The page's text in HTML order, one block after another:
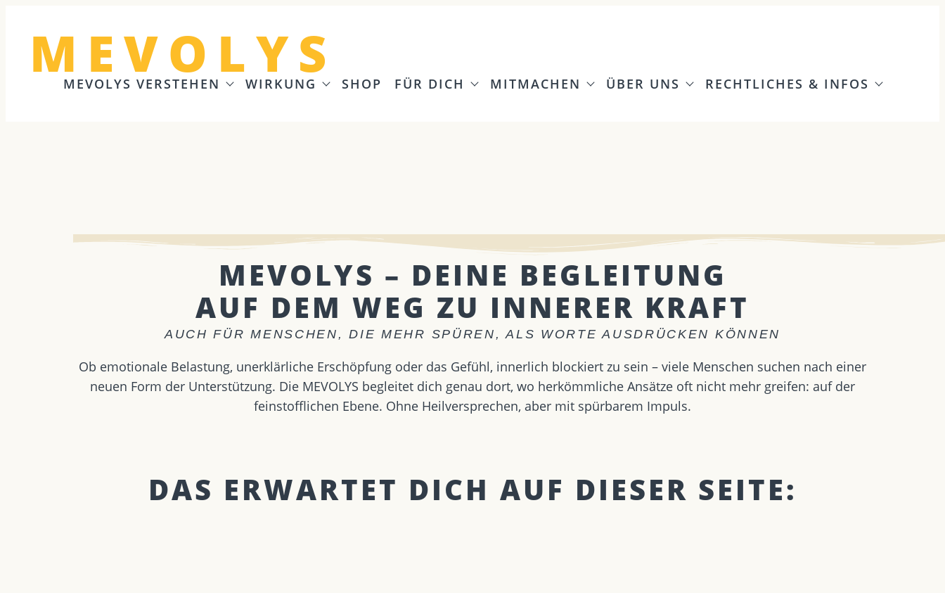
MEVOLYS
MEVOLYS VERSTEHEN WIRKUNG SHOP FÜR DICH MITMACHEN ÜBER UNS RECHTLICHES & INFOS
MEVOLYS – DEINE BEGLEITUNG
AUF DEM WEG ZU INNERER KRAFT
AUCH FÜR MENSCHEN, DIE MEHR SPÜREN, ALS WORTE AUSDRÜCKEN KÖNNEN
Ob emotionale Belastung, unerklärliche Erschöpfung oder das Gefühl, innerlich blockiert zu sein – viele Menschen suchen nach einer
neuen Form der Unterstützung. Die MEVOLYS begleitet dich genau dort, wo herkömmliche Ansätze oft nicht mehr greifen: auf der
feinstofflichen Ebene. Ohne Heilversprechen, aber mit spürbarem Impuls.
DAS ERWARTET DICH AUF DIESER SEITE: